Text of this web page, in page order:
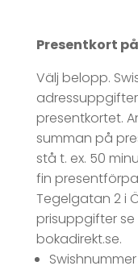
Presentkort
Välj belopp.
presentkortet.
summan på
stå t. ex. 50
fin
Tegelgatan 2 i
prisuppgifter
bokadirekt.se.